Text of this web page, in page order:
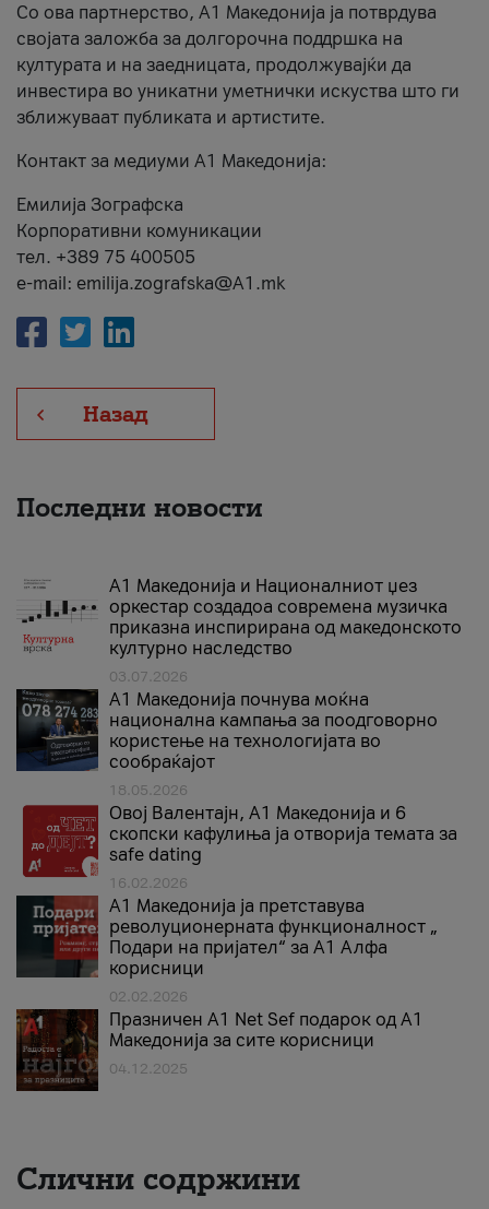
Со ова партнерство, A1 Македонија ја потврдува
својата заложба за долгорочна поддршка на
културата и на заедницата, продолжувајќи да
инвестира во уникатни уметнички искуства што ги
зближуваат публиката и артистите.
Контакт за медиуми А1 Македонија:
Емилија Зографска
Корпоративни комуникации
тел. +389 75 400505
e-mail: emilija.zografska@A1.mk
Назад
Последни новости
А1 Македонија и Националниот џез
оркестар создадоа современа музичка
приказна инспирирана од македонското
културно наследство
03.07.2026
A1 Македонија почнува моќна
национална кампања за поодговорно
користење на технологијата во
сообраќајот
18.05.2026
Овој Валентајн, A1 Македонија и 6
скопски кафулиња ја отворија темата за
safe dating
16.02.2026
А1 Македонија ја претставува
револуционерната функционалност „
Подари на пријател“ за А1 Алфа
корисници
02.02.2026
Празничен A1 Net Sеf подарок од А1
Македонија за сите корисници
04.12.2025
Слични содржини